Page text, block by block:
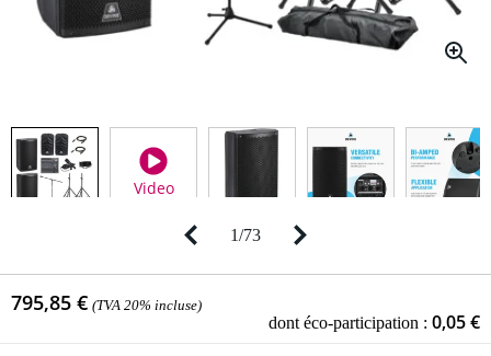
Video
1/73
795,85 € (TVA 20% incluse)
dont éco-participation : 0,05 €